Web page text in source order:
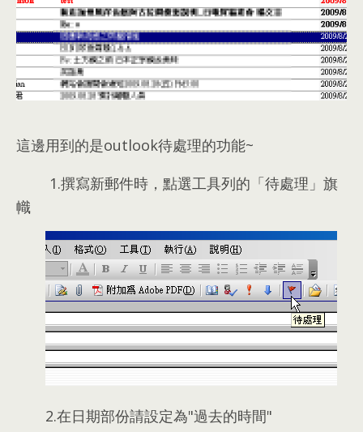
這邊用到的是outlook待處理的功能~
1.撰寫新郵件時 ， 點選工具列的「待處理」旗
幟
2.在日期部份請設定為"過去的時間"